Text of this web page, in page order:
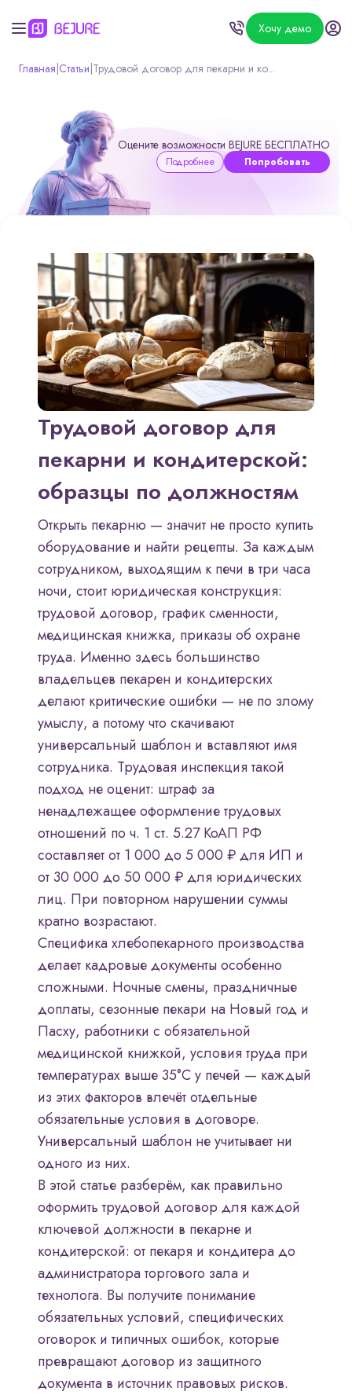
Хочу демо
Главная Статьи Трудовой договор для пекарни и ко...
Оцените возможности BEJURE БЕСПЛАТНО
Подробнее Попробовать
Трудовой договор для
пекарни и кондитерской:
образцы по должностям
Открыть пекарню — значит не просто купить
оборудование и найти рецепты. За каждым
сотрудником, выходящим к печи в три часа
ночи, стоит юридическая конструкция:
трудовой договор, график сменности,
медицинская книжка, приказы об охране
труда. Именно здесь большинство
владельцев пекарен и кондитерских
делают критические ошибки — не по злому
умыслу, а потому что скачивают
универсальный шаблон и вставляют имя
сотрудника. Трудовая инспекция такой
подход не оценит: штраф за
ненадлежащее оформление трудовых
отношений по ч. 1 ст. 5.27 КоАП РФ
составляет от 1 000 до 5 000 ₽ для ИП и
от 30 000 до 50 000 ₽ для юридических
лиц. При повторном нарушении суммы
кратно возрастают.
Специфика хлебопекарного производства
делает кадровые документы особенно
сложными. Ночные смены, праздничные
доплаты, сезонные пекари на Новый год и
Пасху, работники с обязательной
медицинской книжкой, условия труда при
температурах выше 35°C у печей — каждый
из этих факторов влечёт отдельные
обязательные условия в договоре.
Универсальный шаблон не учитывает ни
одного из них.
В этой статье разберём, как правильно
оформить трудовой договор для каждой
ключевой должности в пекарне и
кондитерской: от пекаря и кондитера до
администратора торгового зала и
технолога. Вы получите понимание
обязательных условий, специфических
оговорок и типичных ошибок, которые
превращают договор из защитного
документа в источник правовых рисков.